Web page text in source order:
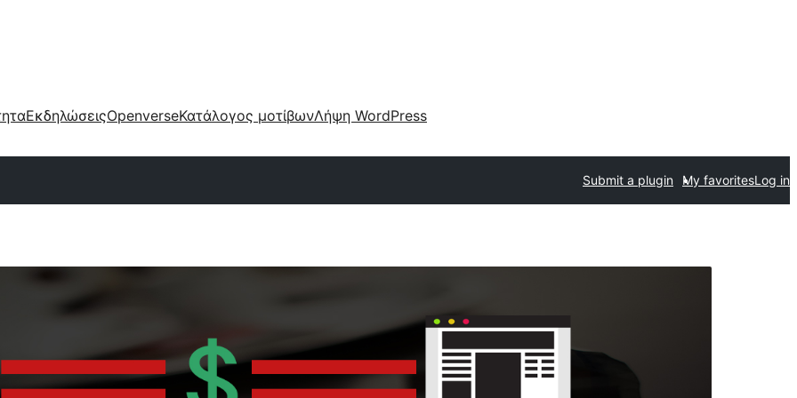
ΕκδηλώσειςOpenverseΚατάλογος μοτίβωνΛήψη WordPress
Submit a plugin My favoritesLog in